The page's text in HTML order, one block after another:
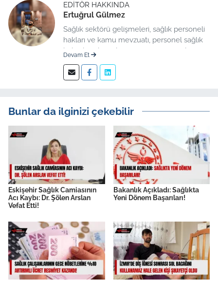
EDITÖR HAKKINDA
Ertuğrul Gülmez
Sağlık sektörü gelişmeleri, sağlık personeli
hakları ve kamu mevzuatı, personel sağlık
haberleri düzenleme üzerine uzmanlaşmış
Devam Et
Bunlar da ilginizi çekebilir
Eskişehir Sağlık Camiasının
Acı Kaybı: Dr. Şölen Arslan
Vefat Etti!
Bakanlık Açıkladı: Sağlıkta
Yeni Dönem Başarıları!